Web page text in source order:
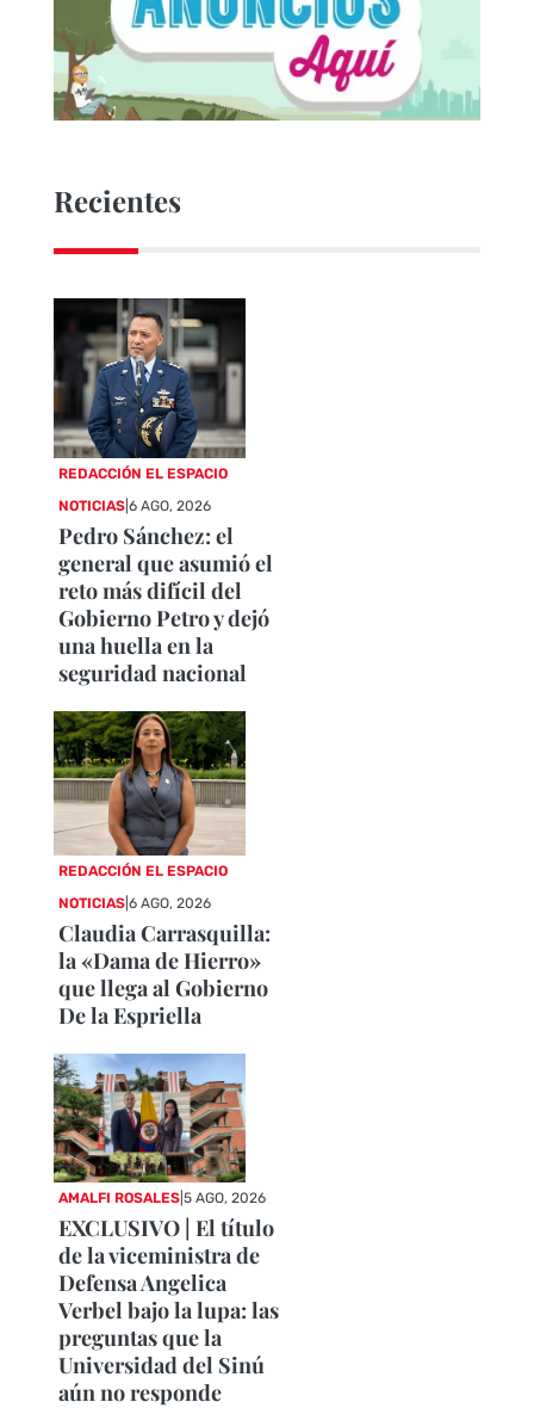
Recientes
REDACCIÓN EL ESPACIO
NOTICIAS |6 AGO, 2026
Pedro Sánchez: el
general que asumió el
reto más difícil del
Gobierno Petro y dejó
una huella en la
seguridad nacional
REDACCIÓN EL ESPACIO
NOTICIAS |6 AGO, 2026
Claudia Carrasquilla:
la «Dama de Hierro»
que llega al Gobierno
De la Espriella
AMALFI ROSALES |5 AGO, 2026
EXCLUSIVO | El título
de la viceministra de
Defensa Angelica
Verbel bajo la lupa: las
preguntas que la
Universidad del Sinú
aún no responde